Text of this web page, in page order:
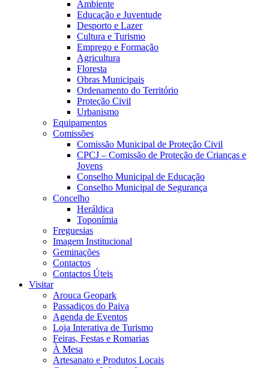
Ambiente
Educação e Juventude
Desporto e Lazer
Cultura e Turismo
Emprego e Formação
Agricultura
Floresta
Obras Municipais
Ordenamento do Território
Proteção Civil
Urbanismo
Equipamentos
Comissões
Comissão Municipal de Proteção Civil
CPCJ – Comissão de Proteção de Crianças e
Jovens
Conselho Municipal de Educação
Conselho Municipal de Segurança
Concelho
Heráldica
Toponímia
Freguesias
Imagem Institucional
Geminações
Contactos
Contactos Úteis
Visitar
Arouca Geopark
Passadiços do Paiva
Agenda de Eventos
Loja Interativa de Turismo
Feiras, Festas e Romarias
À Mesa
Artesanato e Produtos Locais